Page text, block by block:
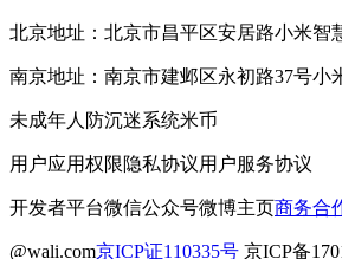
北京地址：北京市昌平区安居路小米智
南京地址：南京市建邺区永初路37号小
未成年人防沉迷系统米币
用户应用权限隐私协议用户服务协议
开发者平台微信公众号微博主页商务合
@wali.com京ICP证110335号 京ICP备